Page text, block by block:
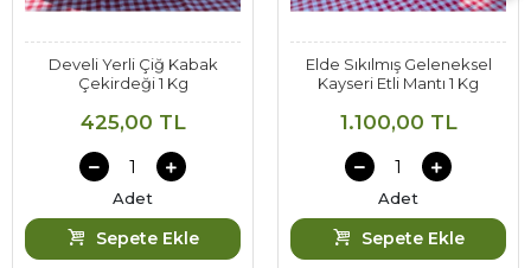
Develi Yerli Çiğ Kabak
Çekirdeği 1 Kg
425,00 TL
Adet
Sepete Ekle
Elde Sıkılmış Geleneksel
Kayseri Etli Mantı 1 Kg
1.100,00 TL
Adet
Sepete Ekle